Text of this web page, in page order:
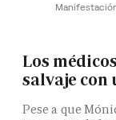
Los
salvaje
Pese a que